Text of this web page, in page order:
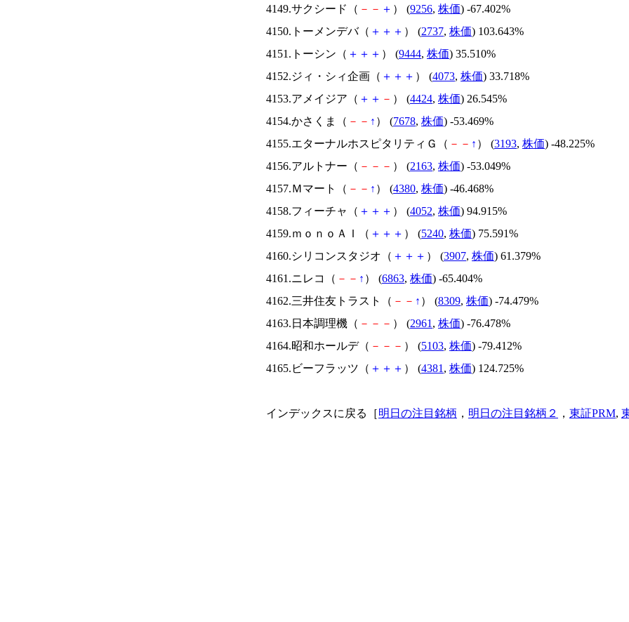
4149.サクシード（ － － ＋ ） (9256, 株価) -67.402%
4150.トーメンデバ（ ＋ ＋ ＋ ） (2737, 株価) 103.643%
4151.トーシン（ ＋ ＋ ＋ ） (9444, 株価) 35.510%
4152.ジィ・シィ企画（ ＋ ＋ ＋ ） (4073, 株価) 33.718%
4153.アメイジア（ ＋ ＋ － ） (4424, 株価) 26.545%
4154.かさくま（ － － ↑ ） (7678, 株価) -53.469%
4155.エターナルホスピタリティＧ（ － － ↑ ） (3193, 株価) -48.225%
4156.アルトナー（ － － － ） (2163, 株価) -53.049%
4157.Ｍマート（ － － ↑ ） (4380, 株価) -46.468%
4158.フィーチャ（ ＋ ＋ ＋ ） (4052, 株価) 94.915%
4159.ｍｏｎｏＡＩ（ ＋ ＋ ＋ ） (5240, 株価) 75.591%
4160.シリコンスタジオ（ ＋ ＋ ＋ ） (3907, 株価) 61.379%
4161.ニレコ（ － － ↑ ） (6863, 株価) -65.404%
4162.三井住友トラスト（ － － ↑ ） (8309, 株価) -74.479%
4163.日本調理機（ － － － ） (2961 , 株価) -76.478%
4164.昭和ホールデ（ － － － ） (5103, 株価) -79.412%
4165.ビーフラッツ（ ＋ ＋ ＋ ） (4381 , 株価) 124.725%
インデックスに戻る［明日の注目銘柄 ， 明日の注目銘柄２ ， 東証PRM,